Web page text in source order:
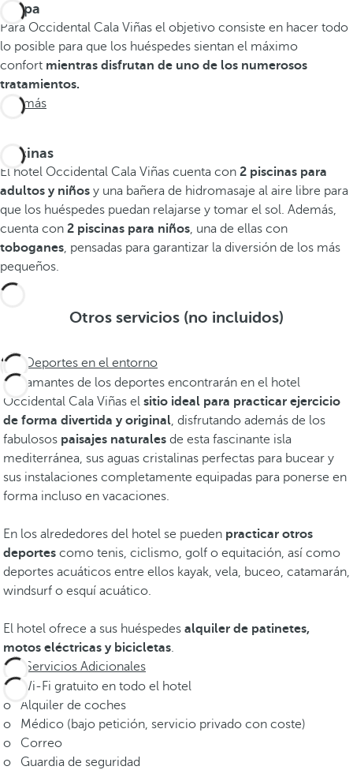
U-Spa
Para Occidental Cala Viñas el objetivo consiste en hacer todo
lo posible para que los huéspedes sientan el máximo
confort mientras disfrutan de uno de los numerosos
tratamientos.
Ver más
Piscinas
El hotel Occidental Cala Viñas cuenta con 2 piscinas para
adultos y niños y una bañera de hidromasaje al aire libre para
que los huéspedes puedan relajarse y tomar el sol. Además,
cuenta con 2 piscinas para niños, una de ellas con
toboganes, pensadas para garantizar la diversión de los más
pequeños.
Otros servicios (no incluidos)
Deportes en el entorno
Los amantes de los deportes encontrarán en el hotel
Occidental Cala Viñas el sitio ideal para practicar ejercicio
de forma divertida y original, disfrutando además de los
fabulosos paisajes naturales de esta fascinante isla
mediterránea, sus aguas cristalinas perfectas para bucear y
sus instalaciones completamente equipadas para ponerse en
forma incluso en vacaciones.
En los alrededores del hotel se pueden practicar otros
deportes como tenis, ciclismo, golf o equitación, así como
deportes acuáticos entre ellos kayak, vela, buceo, catamarán,
windsurf o esquí acuático.
El hotel ofrece a sus huéspedes alquiler de patinetes,
motos eléctricas y bicicletas.
Servicios Adicionales
o Wi-Fi gratuito en todo el hotel
o Alquiler de coches
o Médico (bajo petición, servicio privado con coste)
o Correo
o Guardia de seguridad